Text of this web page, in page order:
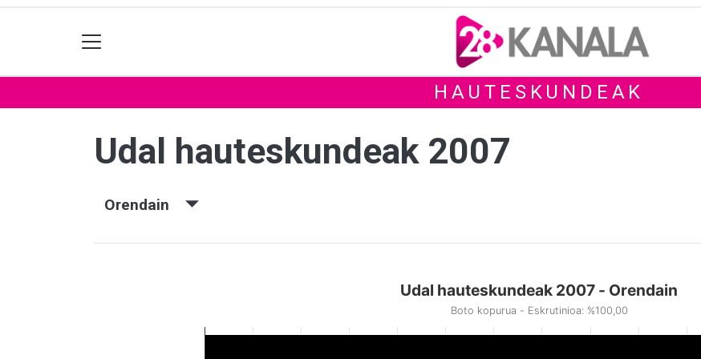
HAUTESKUNDEAK
Udal hauteskundeak 2007
Orendain
Udal hauteskundeak 2007 - Orendain
Boto kopurua - Eskrutinioa: %100,00